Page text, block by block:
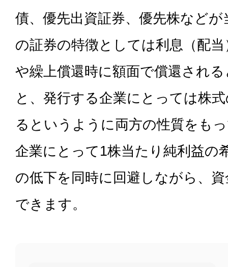
債、優先出資証券、優先株など
の証券の特徴としては利息（配
や繰上償還時に額面で償還され
と、発行する企業にとっては株
るというように両方の性質をも
企業にとって1株当たり純利益の
の低下を同時に回避しながら、
できます。